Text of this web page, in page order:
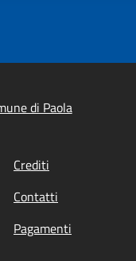
di Paola
Crediti
Contatti
Pagamenti